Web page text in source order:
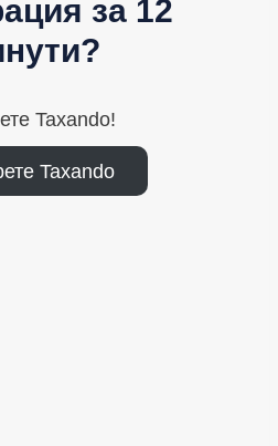
за 12
Taxando!
Taxando